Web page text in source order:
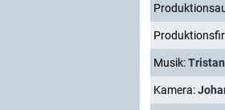
Musik:
Kamera: